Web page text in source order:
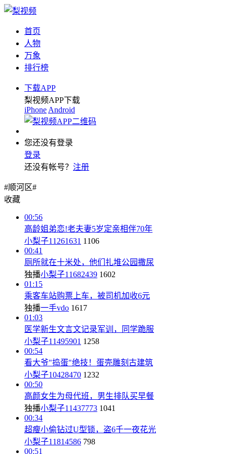
首页
人物
万象
排行榜
下载APP
梨视频APP下载
iPhone Android
您还没有登录
登录
还没有帐号？ 注册
#顺河区#
收藏
00:56
高龄姐弟恋!老夫妻5岁定亲相伴70年
小梨子11261631 1106
00:41
厕所就在十米处，他们扎堆公园撒尿
独播小梨子11682439 1602
01:15
乘客车站购票上车，被司机加收6元
独播一手vdo 1617
01:03
医学新生文言文记录军训，同学跪服
小梨子11495901 1258
00:54
看大爷"捣蛋"绝技！蛋壳雕刻古建筑
小梨子10428470 1232
00:50
高颜女生为母代班，男生排队买早餐
独播小梨子11437773 1041
00:34
超瘦小偷钻过U型锁，盗6千一夜花光
小梨子11814586 798
00:51